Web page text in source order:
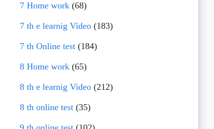
7 Home work(68)
7 th e learnig Video(183)
7 th Online test(184)
8 Home work(65)
8 th e learnig Video(212)
8 th online test(35)